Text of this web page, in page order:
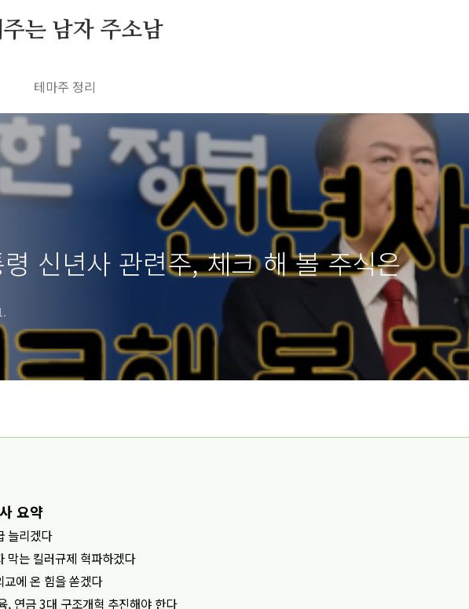
는 남자 주소남
테마주 정리
신년사 관련주, 체크 해 볼 주식은
요약
늘리겠다
막는 킬러규제 혁파하겠다
에 온 힘을 쏟겠다
, 연금 3대 구조개혁 추진해야 한다